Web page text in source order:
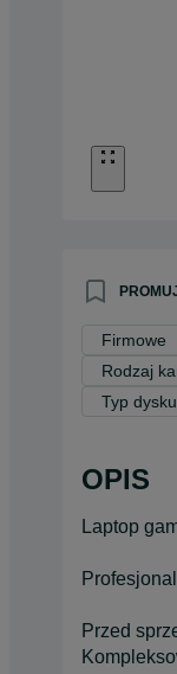
Firmowe
Rodzaj
Typ
OPIS
Laptop
Przed